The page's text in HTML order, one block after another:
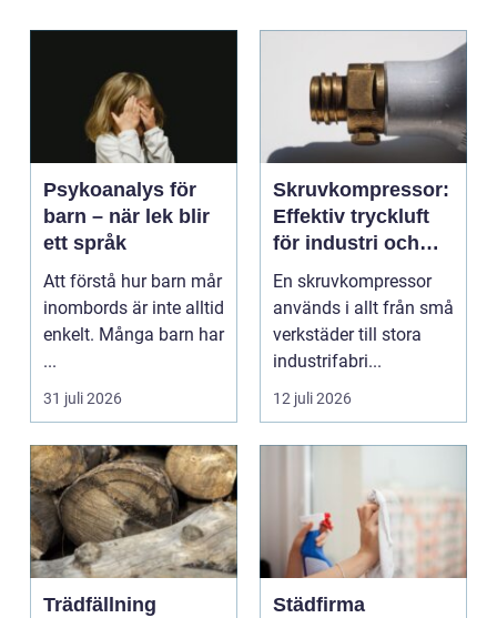
Psykoanalys för
barn – när lek blir
ett språk
Att förstå hur barn mår
inombords är inte alltid
enkelt. Många barn har
...
31 juli 2026
Skruvkompressor:
Effektiv tryckluft
för industri och
verkstad
En skruvkompressor
används i allt från små
verkstäder till stora
industrifabri...
12 juli 2026
Trädfällning
Städfirma